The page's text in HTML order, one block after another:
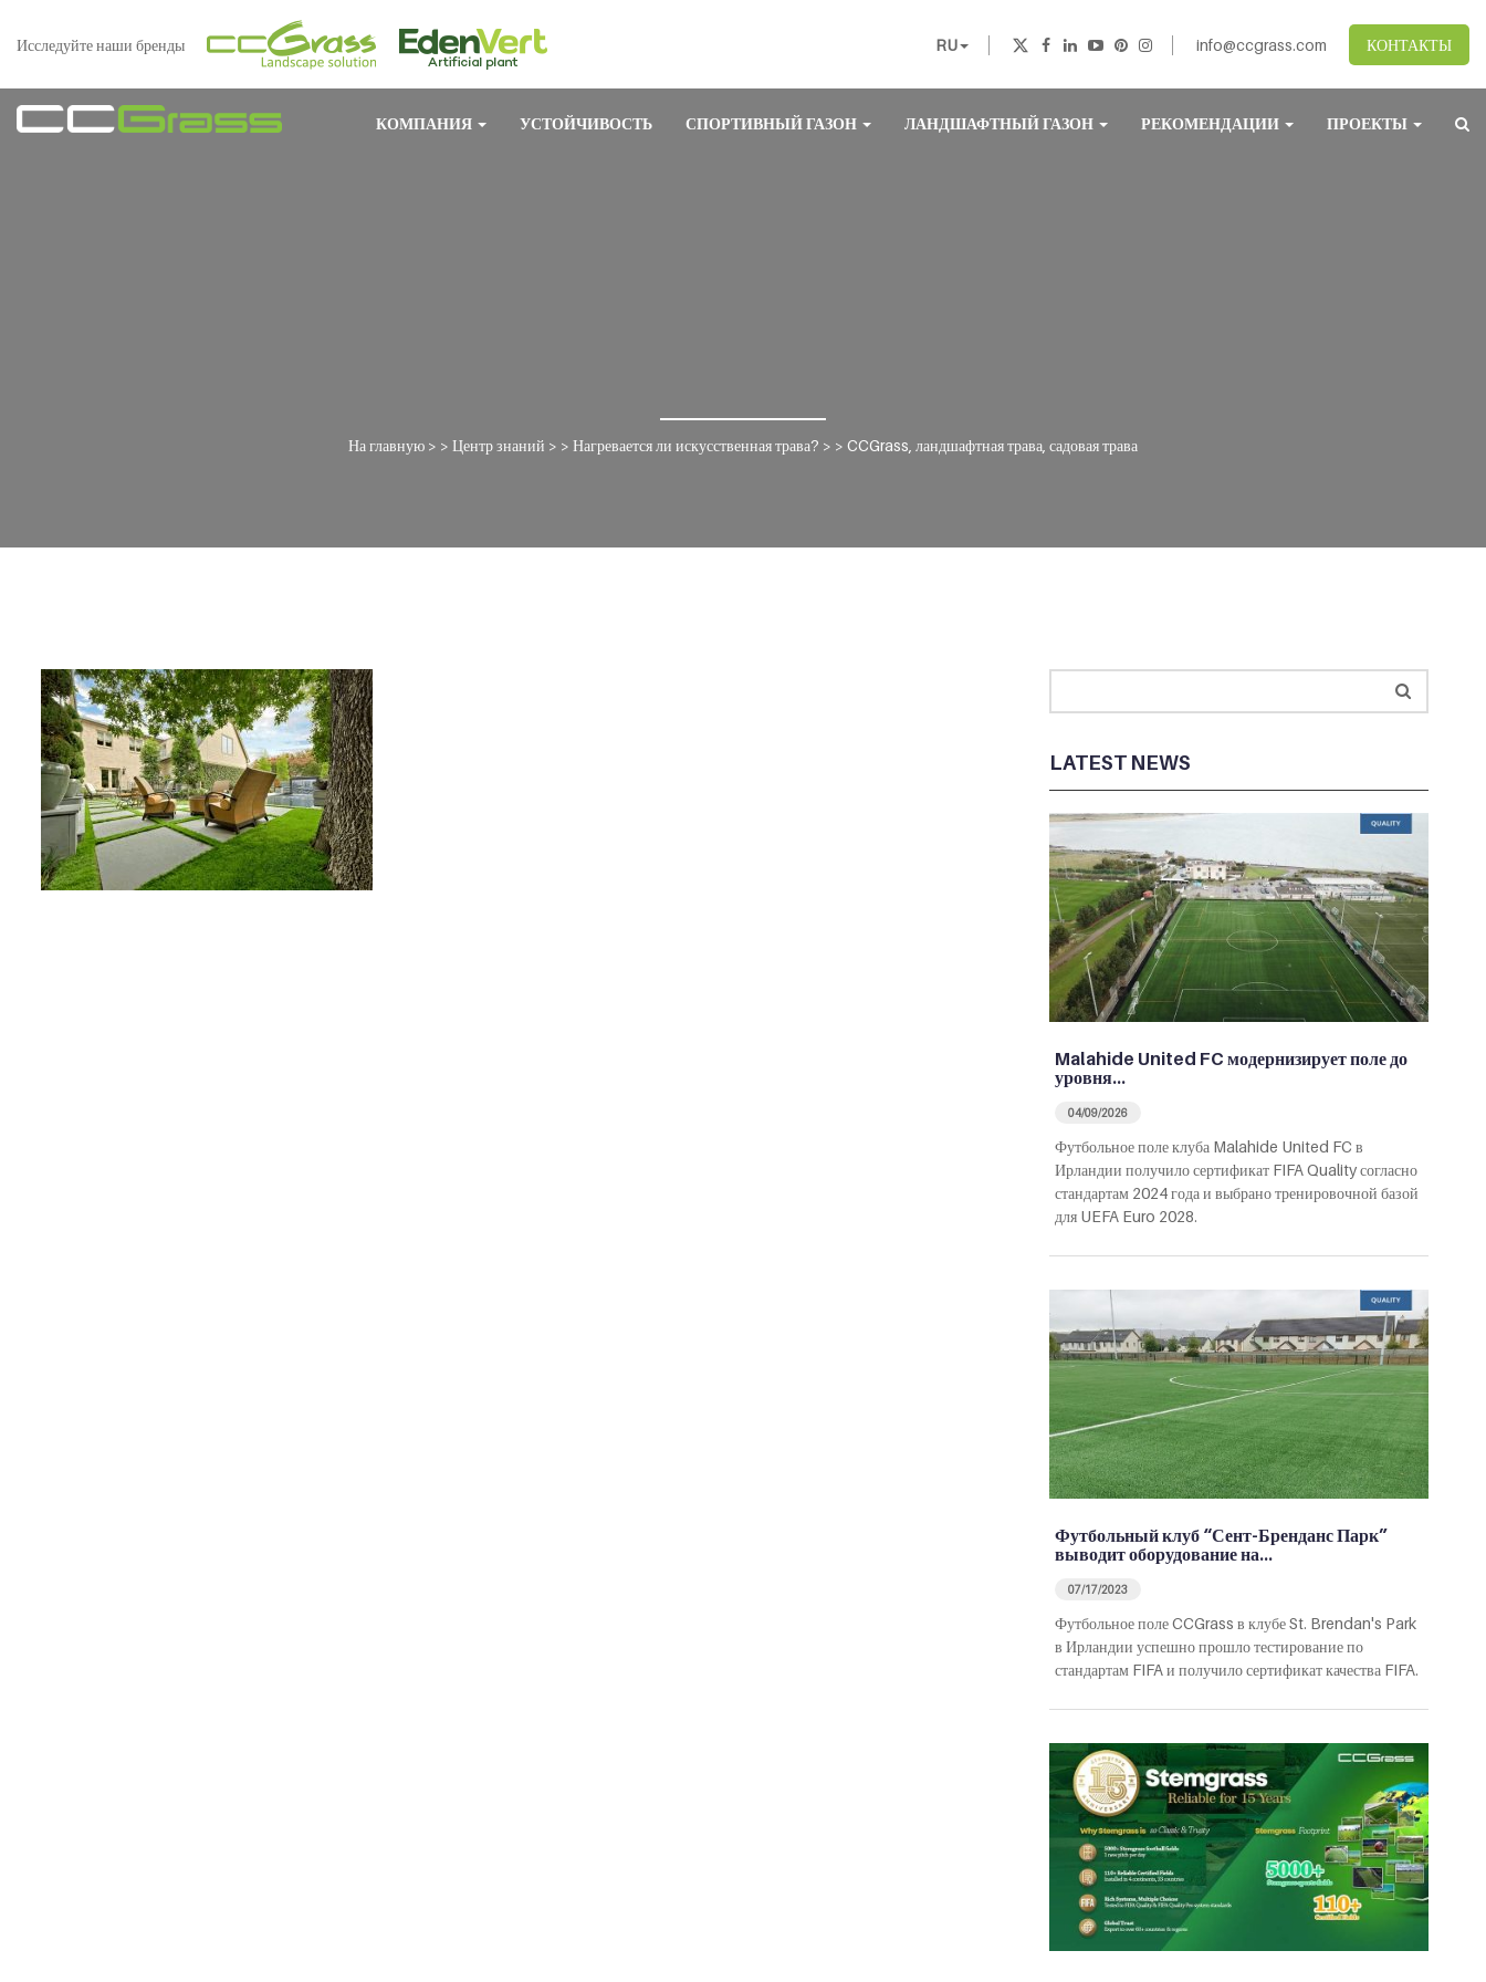
Исследуйте наши бренды RU info@ccgrass.com КОНТАКТЫ
КОМПАНИЯ УСТОЙЧИВОСТЬ СПОРТИВНЫЙ ГАЗОН ЛАНДШАФТНЫЙ ГАЗОН РЕКОМЕНДАЦИИ ПРОЕКТЫ
На главную > > Центр знаний > > Нагревается ли искусственная трава? > > CCGrass, ландшафтная трава, садовая трава
LATEST NEWS
Malahide United FC модернизирует поле до
уровня…
04/09/2026
Футбольное поле клуба Malahide United FC в
Ирландии получило сертификат FIFA Quality согласно
стандартам 2024 года и выбрано тренировочной базой
для UEFA Euro 2028.
Футбольный клуб “Сент-Бренданс Парк”
выводит оборудование на…
07/17/2023
Футбольное поле CCGrass в клубе St. Brendan's Park
в Ирландии успешно прошло тестирование по
стандартам FIFA и получило сертификат качества FIFA.